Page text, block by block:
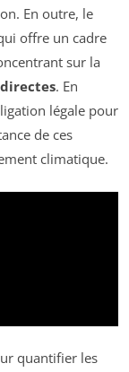
En outre, le
offre un cadre
sur la
. En
légale pour
de ces
climatique.
quantifier les